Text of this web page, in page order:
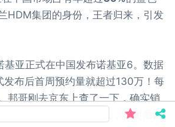
HDM集团的身份，王者归来，引发
基亚正式在中国发布诺基亚6。数据
发布后首周预约量就超过130万！每
邦哥刚去京东上查了一下，确实销
万，已经没有现货了，预定后最